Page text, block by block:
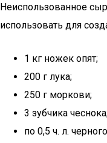
Неиспользованное
использовать для
1 кг ножек опят;
200 г лука;
250 г моркови;
3 зубчика
по 0,5 ч. л.